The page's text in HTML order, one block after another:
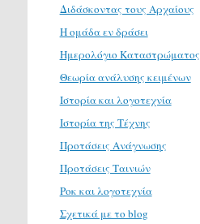
Διδάσκοντας τους Αρχαίους
Η ομάδα εν δράσει
Ημερολόγιο Καταστρώματος
Θεωρία ανάλυσης κειμένων
Ιστορία και λογοτεχνία
Ιστορία της Τέχνης
Προτάσεις Ανάγνωσης
Προτάσεις Ταινιών
Ροκ και λογοτεχνία
Σχετικά με το blog